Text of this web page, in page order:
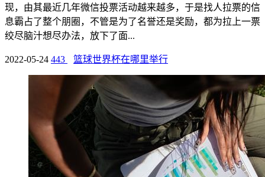
现，由其最近几年微信投票活动越来越多，于是找人拉票的信
息霸占了整个朋圈，不管是为了名誉还是奖励，都为拉上一票
绞尽脑汁想尽办法，放下了面...
2022-05-24 443 篮球世界杯在哪里举行